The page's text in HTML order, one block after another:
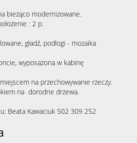
bieżąco modernizowane.
: 2 p.
gładź, podłogi - mozaika
wyposażona w kabinę
na przechowywanie rzeczy.
na dorodne drzewa.
Beata Kawaciuk 502 309 252